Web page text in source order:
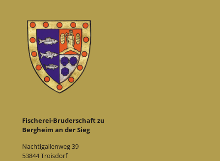
Fischerei-Bruderschaft zu
Bergheim an der Sieg
Nachtigallenweg 39
53844 Troisdorf